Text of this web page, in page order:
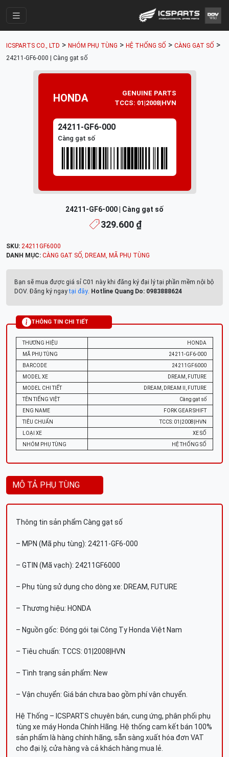
Parts Catalogue
Mã Phụ Tùng
ICSPARTS CO., LTD > NHÓM PHỤ TÙNG > HỆ THỐNG SỐ > CÀNG GẠT SỐ >
24211-GF6-000 | Càng gạt số
HONDA
GENUINE PARTS
TCCS: 01|2008|HVN
24211-GF6-000
Càng gạt số
24211-GF6-000 | Càng gạt số
329.600 ₫
SKU: 24211GF6000
DANH MỤC: CÀNG GẠT SỐ, DREAM, MÃ PHỤ TÙNG
Bạn sẽ mua được giá sỉ C01 này khi đăng ký đại lý tại phần mềm nội bộ
DOV. Đăng ký ngaytại đây. Hotline Quang Do: 0983888624
THÔNG TIN CHI TIẾT
THƯƠNG HIỆU
HONDA
MÃ PHỤ TÙNG
24211-GF6-000
BARCODE
24211GF6000
MODEL XE
DREAM, FUTURE
MODEL CHI TIẾT
DREAM, DREAM II, FUTURE
TÊN TIẾNG VIỆT
Càng gạt số
ENG NAME
FORK GEAR SHIFT
TIÊU CHUẨN
TCCS: 01|2008|HVN
LOẠI XE
XE SỐ
NHÓM PHỤ TÙNG
HỆ THỐNG SỐ
MÔ TẢ PHỤ TÙNG
Thông tin sản phẩm Càng gạt số
– MPN (Mã phụ tùng): 24211-GF6-000
– GTIN (Mã vạch): 24211GF6000
– Phụ tùng sử dụng cho dòng xe: DREAM, FUTURE
– Thương hiệu: HONDA
– Nguồn gốc: Đóng gói tại Công Ty Honda Việt Nam
– Tiêu chuẩn: TCCS: 01|2008|HVN
– Tình trạng sản phẩm: New
– Vận chuyển: Giá bán chưa bao gồm phí vận chuyển.
Hệ Thống – ICSPARTS chuyên bán, cung ứng, phân phối phụ
tùng xe máy Honda Chính Hãng. Hệ thống cam kết bán 100%
sản phẩm là hàng chính hãng, sẵn sàng xuất hóa đơn VAT
cho đại lý, cửa hàng và cả khách hàng mua lẻ.